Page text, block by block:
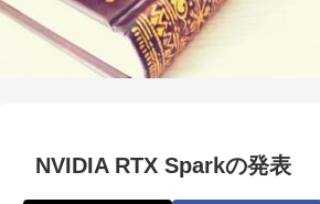
NVIDIA RTX Sparkの発表